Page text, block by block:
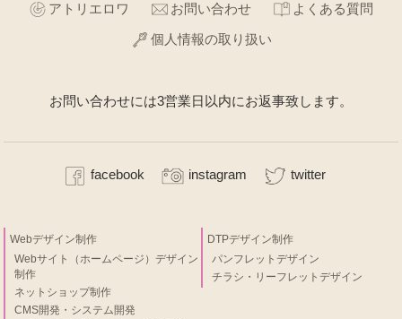
アトリエロワ お問い合わせ
よくある質問
個人情報の取り扱い
お問い合わせには3営業日以内にお返事致します。
facebook instagram twitter
Webデザイン制作
Webサイト（ホームページ）デザイン
制作
ネットショップ制作
CMS開発・システム開発
DTPデザイン制作
パンフレットデザイン
チラシ・リーフレットデザイン